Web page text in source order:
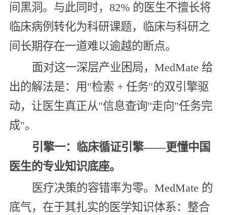
间黑洞。与此同时，82% 的医生不擅长将
临床病例转化为科研课题，临床与科研之
间长期存在一道难以逾越的断点。
面对这一深层产业困局，MedMate 给
出的解法是：用"检索 + 任务"的双引擎驱
动，让医生真正从"信息查询"走向"任务完
成"。
引擎一：临床循证引擎——更懂中国
医生的专业知识底座。
医疗决策的容错率为零。MedMate 的
底气，在于其扎实的医学知识体系：整合